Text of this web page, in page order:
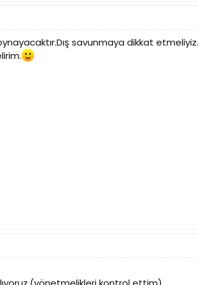
savunmaya dikkat etmeliyiz.